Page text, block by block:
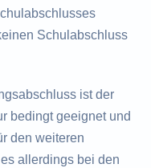
Schulabschluss
ist der
bedingt geeignet und
den weiteren
allerdings bei den